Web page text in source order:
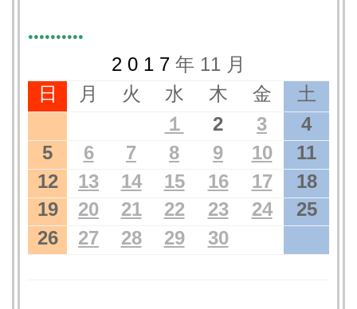
●●●●●●●●●●
2 0 1 7 年 11 月
日
月 火 水 木 金
土
１
2 3
4
5
6 7 8 9 10
11
12
13 14 15 16 17
18
19
20 21 22 23 24
25
26
27 28 29 30